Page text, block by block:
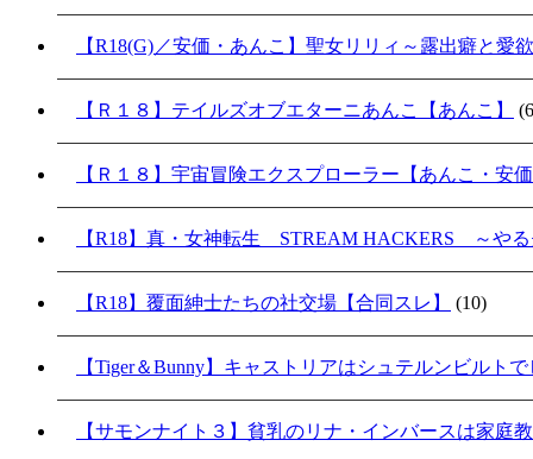
【R18(G)／安価・あんこ】聖女リリィ～露出癖と愛
【Ｒ１８】テイルズオブエターニあんこ【あんこ】
【Ｒ１８】宇宙冒険エクスプローラー【あんこ・安
【R18】真・女神転生 STREAM HACKERS ～や
【R18】覆面紳士たちの社交場【合同スレ】 (10)
【Tiger＆Bunny】キャストリアはシュテルンビルト
【サモンナイト３】貧乳のリナ・インバースは家庭